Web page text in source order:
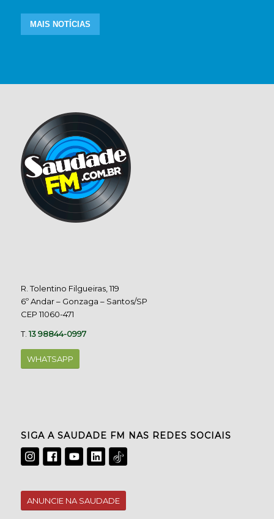
MAIS NOTÍCIAS
R. Tolentino Filgueiras, 119
6º Andar – Gonzaga – Santos/SP
CEP 11060-471
T.13 98844-0997
WHATSAPP
SIGA A SAUDADE FM NAS REDES SOCIAIS
ANUNCIE NA SAUDADE